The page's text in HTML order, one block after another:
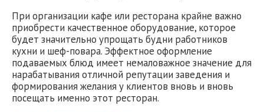
При организации кафе или ресторана крайне важно
приобрести качественное оборудование, которое
будет значительно упрощать будни работников
кухни и шеф-повара. Эффектное оформление
подаваемых блюд имеет немаловажное значение для
нарабатывания отличной репутации заведения и
формирования желания у клиентов вновь и вновь
посещать именно этот ресторан.